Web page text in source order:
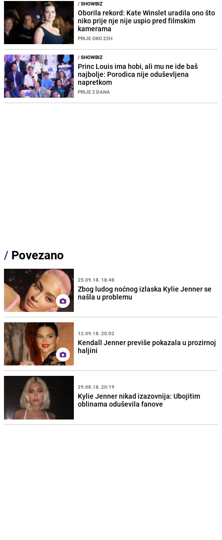
/SHOWBIZ
Oborila rekord: Kate Winslet uradila ono što
niko prije nje nije uspio pred filmskim
kamerama
PRIJE OKO 22H
/SHOWBIZ
Princ Louis ima hobi, ali mu ne ide baš
najbolje: Porodica nije oduševljena
napretkom
PRIJE 2 DANA
/ Povezano
25.09.18. 18:48
Zbog ludog noćnog izlaska Kylie Jenner se
našla u problemu
12.09.18. 20:02
Kendall Jenner previše pokazala u prozirnoj
haljini
29.08.18. 20:19
Kylie Jenner nikad izazovnija: Ubojitim
oblinama oduševila fanove